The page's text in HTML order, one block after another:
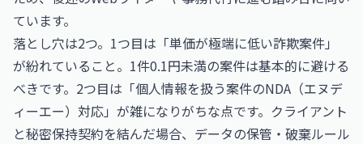
ています。
落とし穴は2つ。1つ目は「単価が極端に低い詐欺案件」
が紛れていること。1件0.1円未満の案件は基本的に避ける
べきです。2つ目は「個人情報を扱う案件のNDA（エヌデ
ィーエー）対応」が雑になりがちな点です。クライアント
と秘密保持契約を結んだ場合、データの保管・破棄ルール